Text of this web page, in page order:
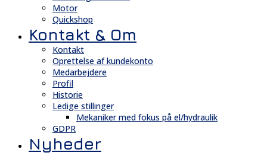
Motor
Quickshop
Kontakt & Om
Kontakt
Oprettelse af kundekonto
Medarbejdere
Profil
Historie
Ledige stillinger
Mekaniker med fokus på el/hydraulik
GDPR
Nyheder